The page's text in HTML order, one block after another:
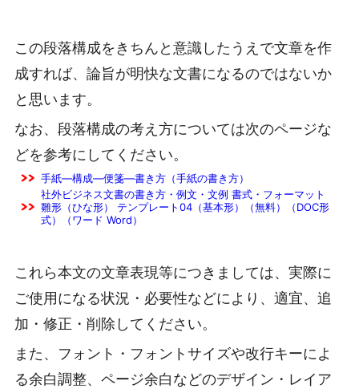
この段落構成をきちんと意識したうえで文章を作
成すれば、論旨が明快な文書になるのではないか
と思います。
なお、段落構成の考え方については次のページな
どを参考にしてください。
手紙―構成―便箋―書き方（手紙の書き方）
社外ビジネス文書の書き方・例文・文例 書式・フォーマット
雛形（ひな形） テンプレート04（基本形）（無料）（DOC形
式）（ワード Word）
これら本文の文章表現等につきましては、実際に
ご使用になる状況・必要性などにより、適宜、追
加・修正・削除してください。
また、フォント・フォントサイズや改行キーによ
る余白調整、ページ余白などのデザイン・レイア